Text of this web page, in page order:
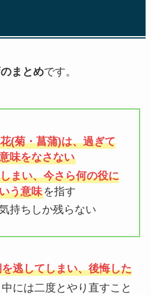
まとめです。
(菊・菖蒲)は、過ぎて
味をなさない
まい、今さら何の役に
う意味を指す
持ちしか残らない
逃してしまい、後悔した
には二度とやり直すこと